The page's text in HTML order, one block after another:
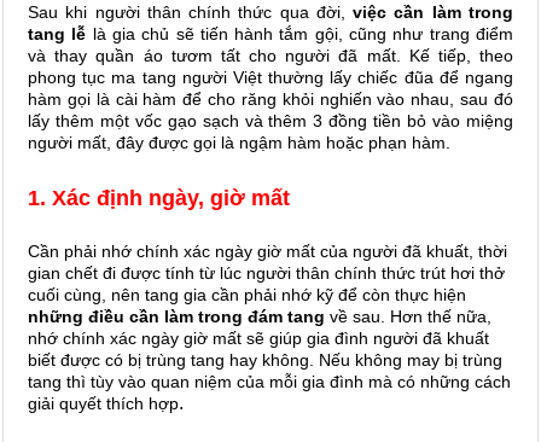
Sau khi người thân chính thức qua đời,việc cần làm trong
tang lễ là gia chủ sẽ tiến hành tắm gội, cũng như trang điểm
và thay quần áo tươm tất cho người đã mất. Kế tiếp, theo
phong tục ma tang người Việt thường lấy chiếc đũa để ngang
hàm gọi là cài hàm để cho răng khỏi nghiến vào nhau, sau đó
lấy thêm một vốc gạo sạch và thêm 3 đồng tiền bỏ vào miệng
người mất, đây được gọi là ngậm hàm hoặc phạn hàm.
1. Xác định ngày, giờ mất
Cần phải nhớ chính xác ngày giờ mất của người đã khuất, thời
gian chết đi được tính từ lúc người thân chính thức trút hơi thở
cuối cùng, nên tang gia cần phải nhớ kỹ để còn thực hiện
những điều cần làm trong đám tang về sau. Hơn thế nữa,
nhớ chính xác ngày giờ mất sẽ giúp gia đình người đã khuất
biết được có bị trùng tang hay không. Nếu không may bị trùng
tang thì tùy vào quan niệm của mỗi gia đình mà có những cách
giải quyết thích hợp.